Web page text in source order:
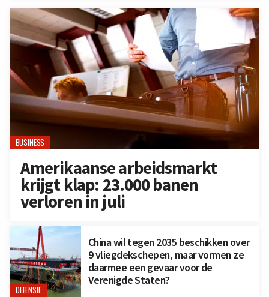
BUSINESS
Amerikaanse arbeidsmarkt
krijgt klap: 23.000 banen
verloren in juli
DEFENSIE
China wil tegen 2035 beschikken over
9 vliegdekschepen, maar vormen ze
daarmee een gevaar voor de
Verenigde Staten?